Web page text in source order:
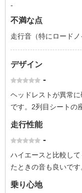
-
不満な点
走行音（特にロード
デザイン
-
ヘッドレストが異常
です。2列目シートの
走行性能
-
ハイエースと比較し
たときの音も良いです
乗り心地